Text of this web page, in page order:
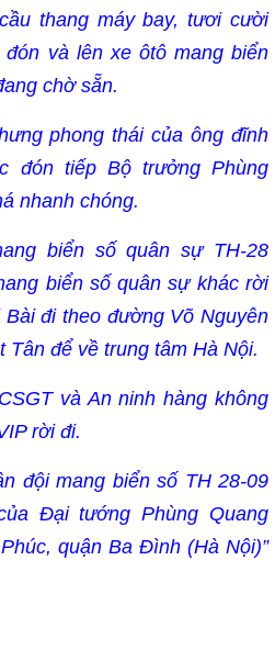
thang máy bay, tươi cười
và lên xe ôtô mang biển
chờ sẵn.
phong thái của ông đĩnh
đón tiếp Bộ trưởng Phùng
nhanh chóng.
biển số quân sự TH-28
biển số quân sự khác rời
đi theo đường Võ Nguyên
Tân để về trung tâm Hà Nội.
và An ninh hàng không
rời đi.
đội mang biển số TH 28-09
Đại tướng Phùng Quang
quận Ba Đình (Hà Nội)”